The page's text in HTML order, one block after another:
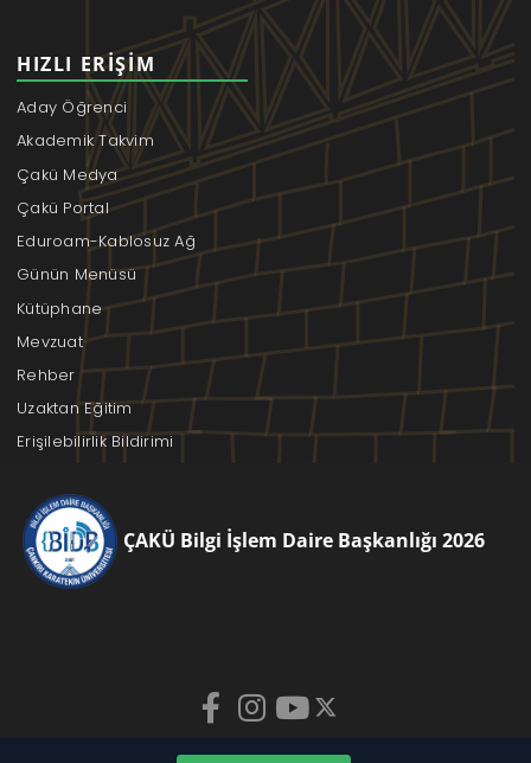
HIZLI ERIŞIM
Aday Öğrenci
Akademik Takvim
Çakü Medya
Çakü Portal
Eduroam-Kablosuz Ağ
Günün Menüsü
Kütüphane
Mevzuat
Rehber
Uzaktan Eğitim
Erişilebilirlik Bildirimi
ÇAKÜ Bilgi İşlem Daire Başkanlığı 2026